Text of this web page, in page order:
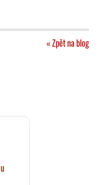
« Zpět na blog